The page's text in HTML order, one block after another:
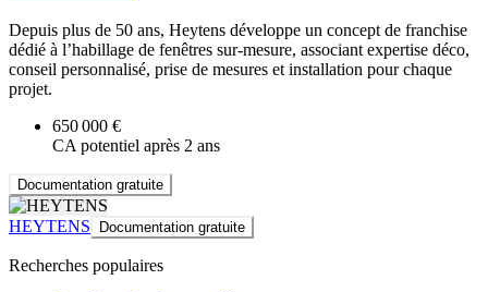
Depuis plus de 50 ans, Heytens développe un concept de franchise
dédié à l’habillage de fenêtres sur-mesure, associant expertise déco,
conseil personnalisé, prise de mesures et installation pour chaque
projet.
650 000 €
CA potentiel après 2 ans
Documentation gratuite
HEYTENS Documentation gratuite
Recherches populaires